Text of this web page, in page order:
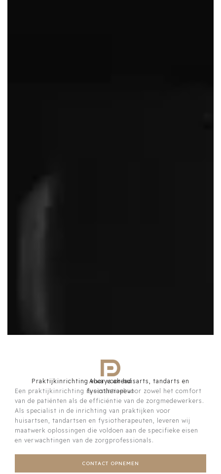
Praktijkinrichting voor voor huisarts, tandarts en
fysiotherapeut
Always ahead
Een praktijkinrichting is essentieel voor zowel het comfort
van de patiënten als de efficiëntie van de zorgmedewerkers.
Als specialist in de inrichting van praktijken voor
huisartsen, tandartsen en fysiotherapeuten, leveren wij
maatwerk oplossingen die voldoen aan de specifieke eisen
en verwachtingen van de zorgprofessionals.
CONTACT OPNEMEN